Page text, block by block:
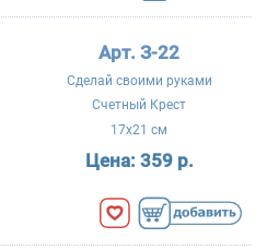
Арт. З-22
Сделай своими руками
Счетный Крест
17x21 см
Цена: 359 р.